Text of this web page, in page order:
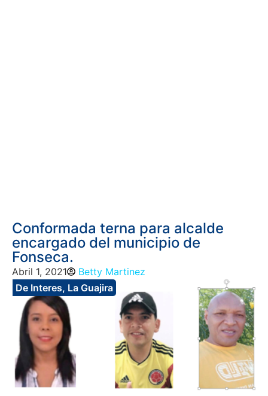
Conformada terna para alcalde
encargado del municipio de
Fonseca.
Abril 1, 2021
Betty Martinez
De Interes, La Guajira